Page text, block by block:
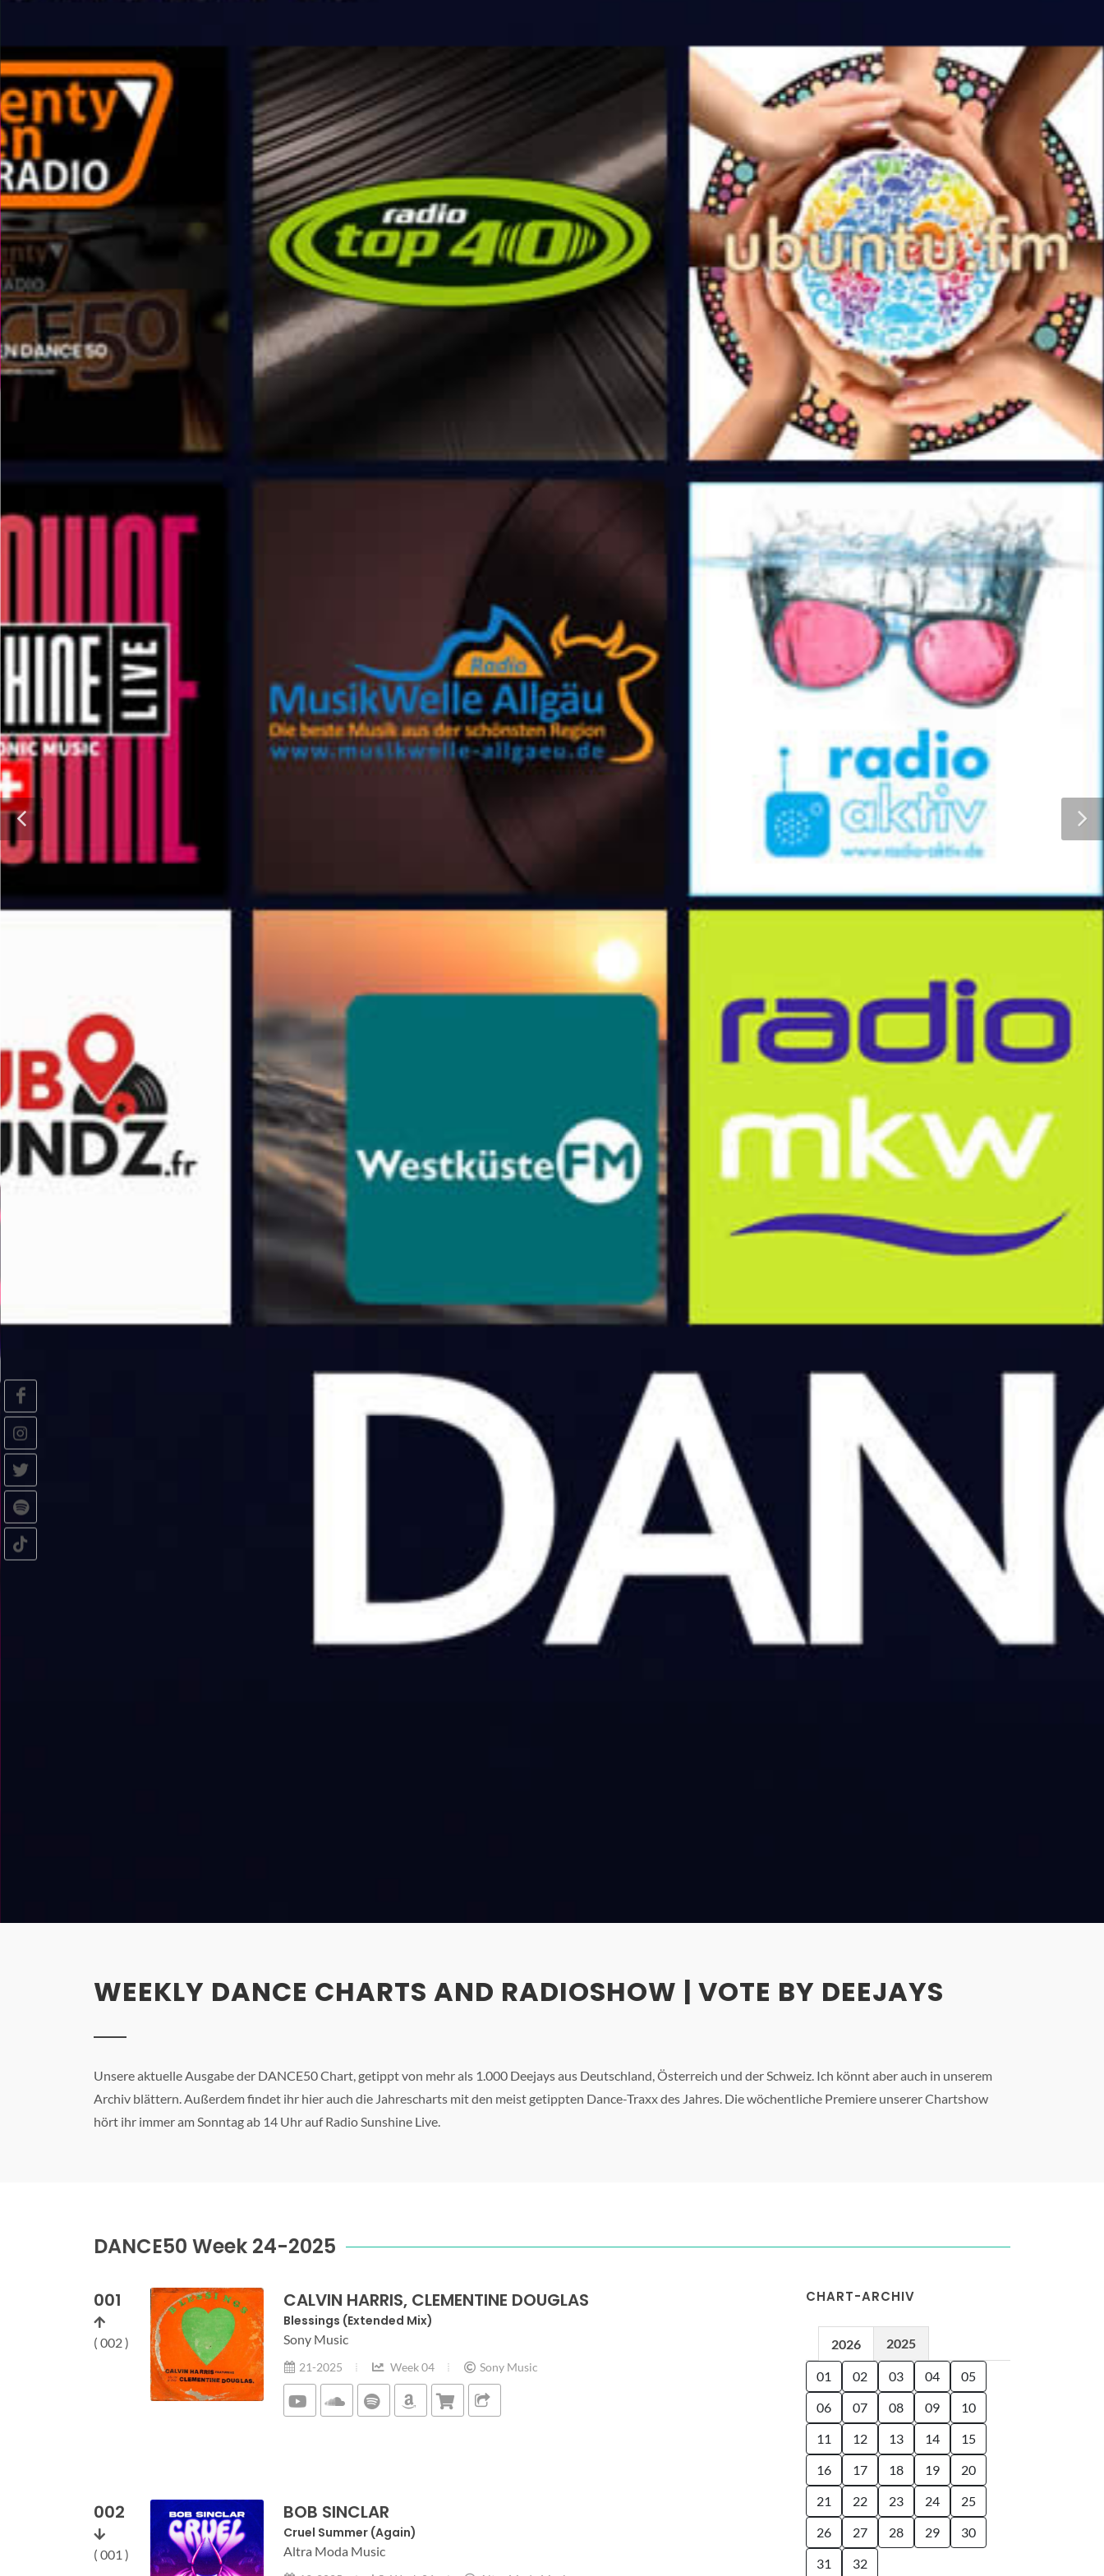
WEEKLY DANCE CHARTS AND RADIOSHOW | VOTE BY DEEJAYS
Unsere aktuelle Ausgabe der DANCE50 Chart, getippt von mehr als 1.000 Deejays aus Deutschland, Österreich und der Schweiz. Ich könnt aber auch in unserem
Archiv blättern. Außerdem findet ihr hier auch die Jahrescharts mit den meist getippten Dance-Traxx des Jahres. Die wöchentliche Premiere unserer Chartshow
hört ihr immer am Sonntag ab 14 Uhr auf Radio Sunshine Live.
DANCE50 Week 24-2025
001
( 002 )
CALVIN HARRIS, CLEMENTINE DOUGLAS
Blessings (Extended Mix)
Sony Music
21-2025 Week 04 Sony Music
002
( 001 )
BOB SINCLAR
Cruel Summer (Again)
Altra Moda Music
CHART-ARCHIV
2026 2025
01 02 03 04
05
06
07 08 09
10
11
12 13 14
15
16
17 18 19
20
21
22 23 24
25
26
27 28 29
30
31
32